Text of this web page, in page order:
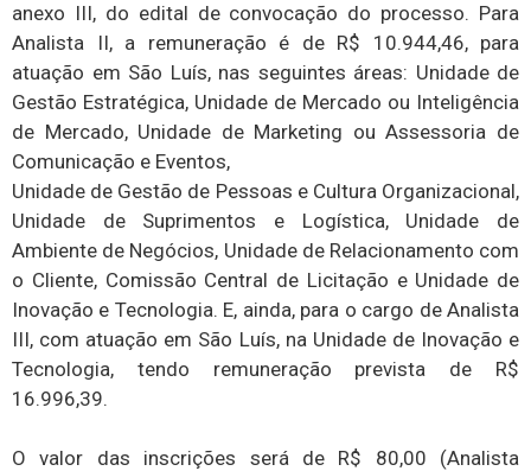
anexo III, do edital de convocação do processo. Para
Analista II, a remuneração é de R$ 10.944,46, para
atuação em São Luís, nas seguintes áreas: Unidade de
Gestão Estratégica, Unidade de Mercado ou Inteligência
de Mercado, Unidade de Marketing ou Assessoria de
Comunicação e Eventos,
Unidade de Gestão de Pessoas e Cultura Organizacional,
Unidade de Suprimentos e Logística, Unidade de
Ambiente de Negócios, Unidade de Relacionamento com
o Cliente, Comissão Central de Licitação e Unidade de
Inovação e Tecnologia. E, ainda, para o cargo de Analista
III, com atuação em São Luís, na Unidade de Inovação e
Tecnologia, tendo remuneração prevista de R$
16.996,39.
O valor das inscrições será de R$ 80,00 (Analista